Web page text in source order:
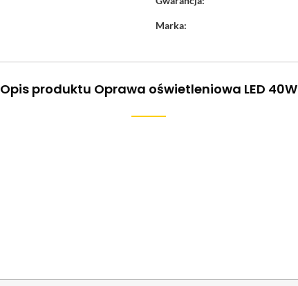
Marka:
Opis produktu Oprawa oświetleniowa LED 40W